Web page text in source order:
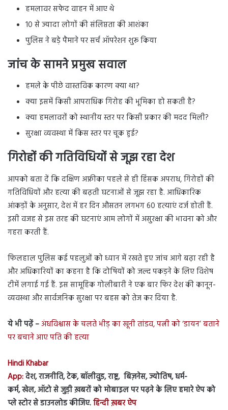
हमलावर सफेद वाहन में आए थे
10 से ज्यादा लोगों की संलिप्तता की आशंका
पुलिस ने बड़े पैमाने पर सर्च ऑपरेशन शुरू किया
जांच के सामने प्रमुख सवाल
हमले के पीछे वास्तविक कारण क्या था?
क्या इसमें किसी आपराधिक गिरोह की भूमिका हो सकती है?
क्या हमलावरों को स्थानीय स्तर पर किसी प्रकार की मदद मिली?
सुरक्षा व्यवस्था में किस स्तर पर चूक हुई?
गिरोहों की गतिविधियों से जूझ रहा देश
आपको बता दें कि दक्षिण अफ्रीका पहले से ही हिंसक अपराध, गिरोहों की
गतिविधियों और हत्या की बढ़ती घटनाओं से जूझ रहा है. आधिकारिक
आंकड़ों के अनुसार, देश में हर दिन औसतन लगभग 60 हत्याएं दर्ज होती हैं.
इसी वजह से इस तरह की घटनाएं आम लोगों में असुरक्षा की भावना को और
गहरा करती हैं.
फिलहाल पुलिस कई पहलुओं को ध्यान में रखते हुए जांच आगे बढ़ा रही है
और अधिकारियों का कहना है कि दोषियों को जल्द पकड़ने के लिए विशेष
टीमें लगाई गई हैं. इस सामूहिक गोलीबारी ने एक बार फिर देश की कानून-
व्यवस्था और सार्वजनिक सुरक्षा पर बहस को तेज कर दिया है.
ये भी पढ़ें –अंधविश्वास के चलते भीड़ का खूनी तांडव, पत्नी को ‘डायन’ बताने
पर बचाने आए पति की हत्या
Hindi Khabar
App:देश, राजनीति, टेक, बॉलीवुड, राष्ट्र, बिज़नेस, ज्योतिष, धर्म-
कर्म, खेल, ऑटो से जुड़ी ख़बरों को मोबाइल पर पढ़ने के लिए हमारे ऐप को
प्ले स्टोर से डाउनलोड कीजिए.हिन्दी ख़बर ऐप